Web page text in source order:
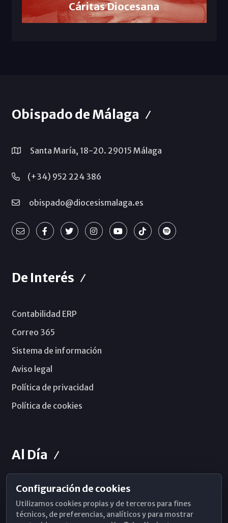
Cáritas Diocesana
Obispado de Málaga
Santa María, 18-20. 29015 Málaga
(+34) 952 224 386
obispado@diocesismalaga.es
De Interés
Contabilidad ERP
Correo 365
Sistema de información
Aviso legal
Política de privacidad
Política de cookies
Al Día
Horarios de Misa
Hemeroteca
Configuración de cookies
Utilizamos cookies propias y de terceros para fines
técnicos, de preferencias, analíticos y para mostrar